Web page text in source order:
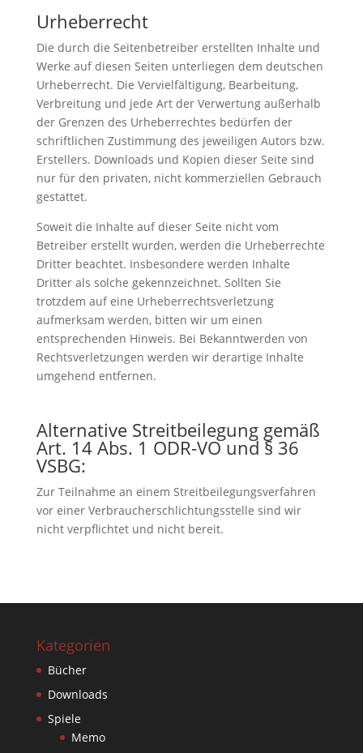
Urheberrecht
Die durch die Seitenbetreiber erstellten Inhalte und
Werke auf diesen Seiten unterliegen dem deutschen
Urheberrecht. Die Vervielfältigung, Bearbeitung,
Verbreitung und jede Art der Verwertung außerhalb
der Grenzen des Urheberrechtes bedürfen der
schriftlichen Zustimmung des jeweiligen Autors bzw.
Erstellers. Downloads und Kopien dieser Seite sind
nur für den privaten, nicht kommerziellen Gebrauch
gestattet.
Soweit die Inhalte auf dieser Seite nicht vom
Betreiber erstellt wurden, werden die Urheberrechte
Dritter beachtet. Insbesondere werden Inhalte
Dritter als solche gekennzeichnet. Sollten Sie
trotzdem auf eine Urheberrechtsverletzung
aufmerksam werden, bitten wir um einen
entsprechenden Hinweis. Bei Bekanntwerden von
Rechtsverletzungen werden wir derartige Inhalte
umgehend entfernen.
Alternative Streitbeilegung gemäß
Art. 14 Abs. 1 ODR-VO und § 36
VSBG:
Zur Teilnahme an einem Streitbeilegungsverfahren
vor einer Verbraucherschlichtungsstelle sind wir
nicht verpflichtet und nicht bereit.
Kategorien
Bücher
Downloads
Spiele
Memo